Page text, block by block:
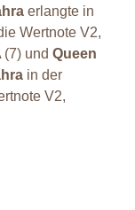
erlangte in
Wertnote V2,
und Queen
in der
V2,